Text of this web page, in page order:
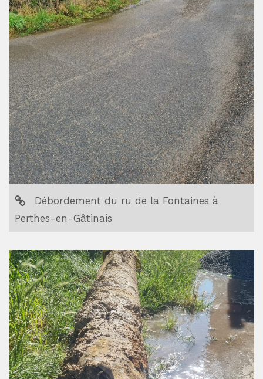
Débordement du ru de la Fontaines à
Perthes-en-Gâtinais